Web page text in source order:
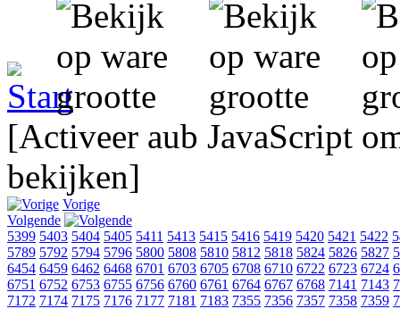
[Activeer aub JavaScript
bekijken]
Vorige
Volgende
5399 5403 5404 5405 5411 5413 5415 5416 5419 5420 5421 5422
5789 5792 5794 5796 5800 5808 5810 5812 5818 5824 5826 5827
6454 6459 6462 6468 6701 6703 6705 6708 6710 6722 6723 6724
6751 6752 6753 6755 6756 6760 6761 6764 6767 6768 7141 7143
7172 7174 7175 7176 7177 7181 7183 7355 7356 7357 7358 7359